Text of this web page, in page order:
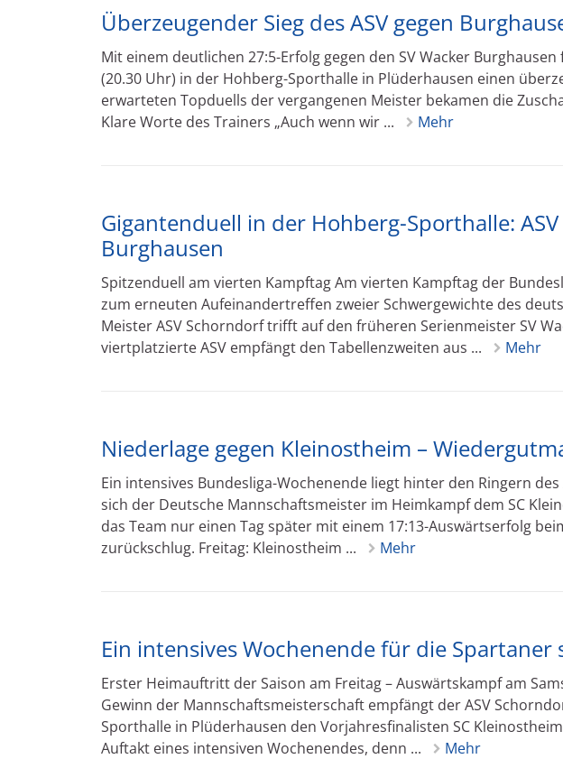
Überzeugender Sieg des ASV gegen
Mit einem deutlichen 27:5-Erfolg gegen den SV Wacker
(20.30 Uhr) in der Hohberg-Sporthalle in Plüderhausen einen
erwarteten Topduells der vergangenen Meister bekamen die
Klare Worte des Trainers „Auch wenn wir ...
Mehr
Gigantenduell in der Hohberg-Sporthalle:
Burghausen
Spitzenduell am vierten Kampftag Am vierten Kampftag der
zum erneuten Aufeinandertreffen zweier Schwergewichte des
Meister ASV Schorndorf trifft auf den früheren Serienmeister SV
viertplatzierte ASV empfängt den Tabellenzweiten aus ...
Mehr
Niederlage gegen Kleinostheim –
Ein intensives Bundesliga-Wochenende liegt hinter den Ringern
sich der Deutsche Mannschaftsmeister im Heimkampf dem SC
das Team nur einen Tag später mit einem 17:13-Auswärtserfolg
zurückschlug. Freitag: Kleinostheim ...
Mehr
Ein intensives Wochenende für die Spartaner
Erster Heimauftritt der Saison am Freitag – Auswärtskampf am
Gewinn der Mannschaftsmeisterschaft empfängt der ASV
Sporthalle in Plüderhausen den Vorjahresfinalisten SC
Auftakt eines intensiven Wochenendes, denn ...
Mehr